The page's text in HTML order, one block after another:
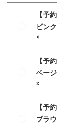
【予
ピンク
×
【予
ベー
×
【予
ブラ